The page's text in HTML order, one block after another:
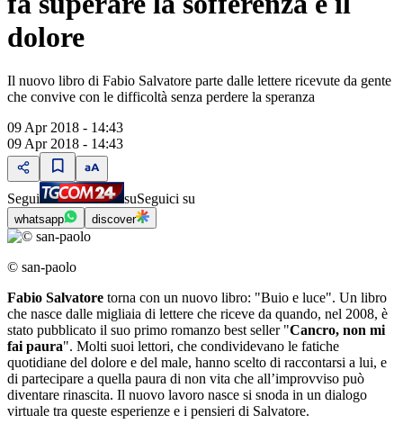
dolore
Il nuovo libro di Fabio Salvatore parte dalle lettere ricevute da gente
che convive con le difficoltà senza perdere la speranza
09 Apr 2018 - 14:43
09 Apr 2018 - 14:43
Segui suSeguici su
whatsapp discover
© san-paolo
Fabio Salvatore torna con un nuovo libro: "Buio e luce". Un libro
che nasce dalle migliaia di lettere che riceve da quando, nel 2008, è
stato pubblicato il suo primo romanzo best seller "Cancro, non mi
fai paura". Molti suoi lettori, che condividevano le fatiche
quotidiane del dolore e del male, hanno scelto di raccontarsi a lui, e
di partecipare a quella paura di non vita che all’improvviso può
diventare rinascita. Il nuovo lavoro nasce si snoda in un dialogo
virtuale tra queste esperienze e i pensieri di Salvatore.